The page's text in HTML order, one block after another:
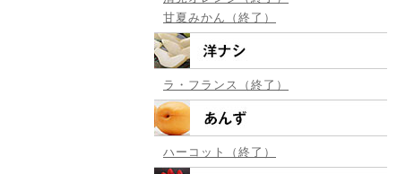
甘夏みかん（終了）
ラ・フランス（終了）
ハーコット（終了）